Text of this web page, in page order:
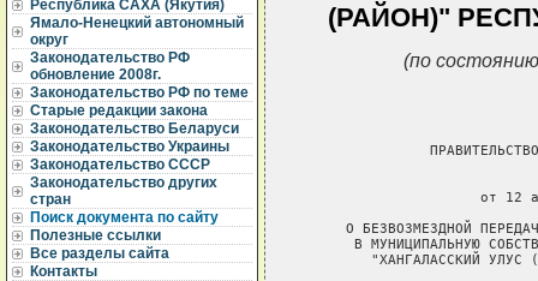
Республика САХА (Якутия)
Ямало-Ненецкий автономный
округ
Законодательство РФ
обновление 2008г.
Законодательство РФ по теме
Старые редакции закона
Законодательство Беларуси
Законодательство Украины
Законодательство СССР
Законодательство других
стран
Поиск документа по сайту
Полезные ссылки
Все разделы сайта
Контакты
(РАЙОН)"
(по
от 12
О БЕЗВОЗМЕЗДНОЙ
В МУНИЦИПАЛЬНУЮ
"ХАНГАЛАССКИЙ УЛУС